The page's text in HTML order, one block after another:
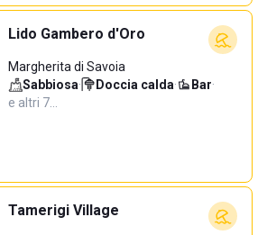
Lido Gambero d'Oro
Margherita di Savoia
Sabbiosa· Doccia calda· Bar·
e altri 7…
Tamerigi Village